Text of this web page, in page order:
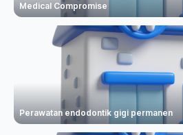
Medical Compromise
Perawatan endodontik gigi permanen